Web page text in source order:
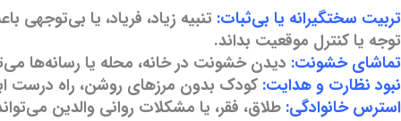
تربیت سختگیرانه یا بی‌ثبات: تنبیه زیاد، فریاد، یا
توجه یا کنترل موقعیت بداند.
تماشای خشونت: دیدن خشونت در خانه، محله یا رسانه‌ها
نبود نظارت و هدایت: کودک بدون مرزهای روشن، راه درست
استرس خانوادگی: طلاق، فقر، یا مشکلات روانی والدین